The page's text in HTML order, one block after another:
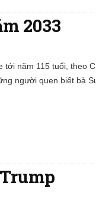
2033
năm 115 tuổi, theo
người quen biết bà